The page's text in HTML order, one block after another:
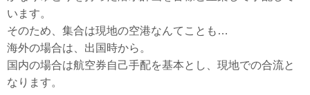
います。
そのため、集合は現地の空港なんてことも…
海外の場合は、出国時から。
国内の場合は航空券自己手配を基本とし、現地での合流と
なります。